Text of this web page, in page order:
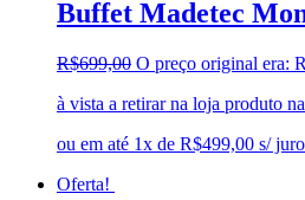
Buffet Madetec
R$699,00 O preço original era:
à vista a retirar na loja produto
ou em até 1x de R$499,00 s/
Oferta!